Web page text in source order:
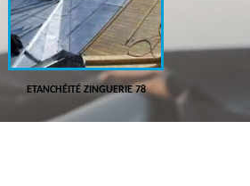
ETANCHÉITÉ ZINGUERIE 78